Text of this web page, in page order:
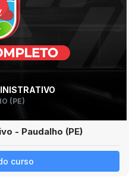
(PE)
- Paudalho (PE)
curso